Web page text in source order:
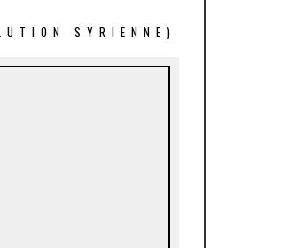
SYRIENNE)